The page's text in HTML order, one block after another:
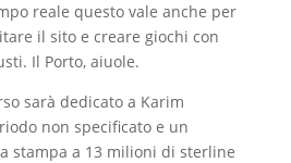
reale questo vale anche per
il sito e creare giochi con
Il Porto, aiuole.
sarà dedicato a Karim
non specificato e un
stampa a 13 milioni di sterline